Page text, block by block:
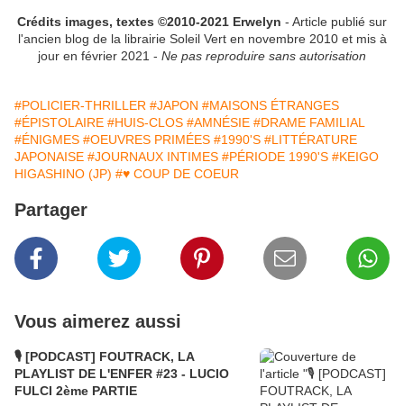
Crédits images, textes ©2010-2021 Erwelyn - Article publié sur
l'ancien blog de la librairie Soleil Vert en novembre 2010 et mis à
jour en février 2021 - Ne pas reproduire sans autorisation
#POLICIER-THRILLER #JAPON #MAISONS ÉTRANGES
#ÉPISTOLAIRE #HUIS-CLOS #AMNÉSIE #DRAME FAMILIAL
#ÉNIGMES #OEUVRES PRIMÉES #1990'S #LITTÉRATURE
JAPONAISE #JOURNAUX INTIMES #PÉRIODE 1990'S #KEIGO
HIGASHINO (JP) #♥ COUP DE COEUR
Partager
Vous aimerez aussi
🎙️ [PODCAST] FOUTRACK, LA
PLAYLIST DE L'ENFER #23 - LUCIO
FULCI 2ème PARTIE